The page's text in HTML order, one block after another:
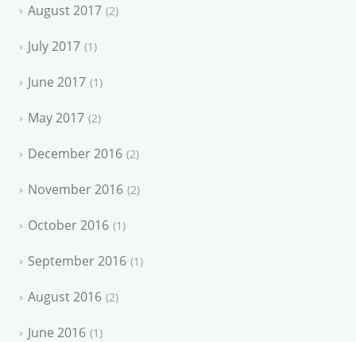
August 2017 2
July 2017 1
June 2017 1
May 2017 2
December 2016 2
November 2016 2
October 2016 1
September 2016 1
August 2016 2
June 2016 1